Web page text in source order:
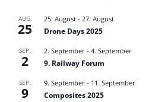
AUG.
25
25. August - 27. August
Drone Days 2025
SEP.
2
2. September - 4. September
9. Railway Forum
SEP.
9
9. September - 11. September
Composites 2025